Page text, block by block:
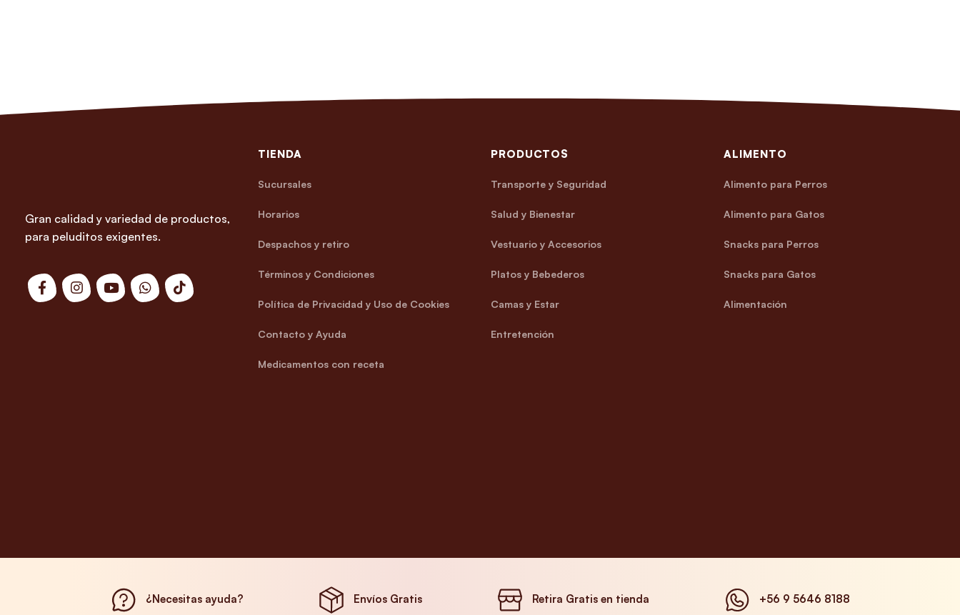
Gran calidad y variedad de productos,
para peluditos exigentes.
TIENDA
Sucursales
Horarios
Despachos y retiro
Términos y Condiciones
Política de Privacidad y Uso de Cookies
Contacto y Ayuda
Medicamentos con receta
PRODUCTOS
Transporte y Seguridad
Salud y Bienestar
Vestuario y Accesorios
Platos y Bebederos
Camas y Estar
Entretención
ALIMENTO
Alimento para Perros
Alimento para Gatos
Snacks para Perros
Snacks para Gatos
Alimentación
¿Necesitas ayuda? Envíos Gratis Retira Gratis en tienda +56 9 5646 8188